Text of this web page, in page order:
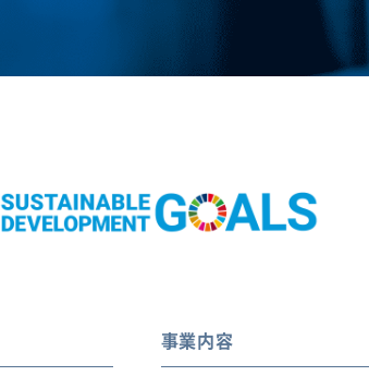
事業内容